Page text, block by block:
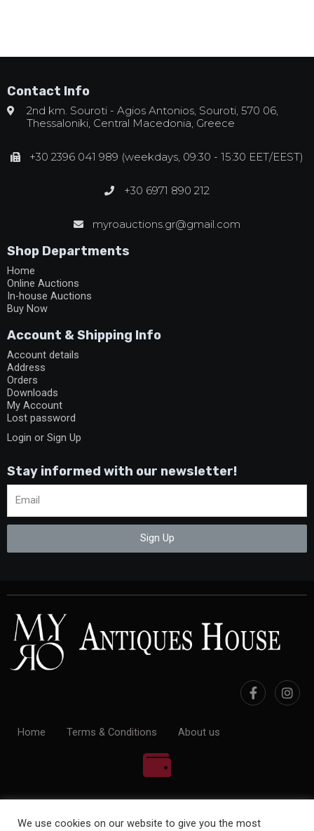
Contact Info
2nd km. Souroti - Agios Antonios, Souroti, 570 06,
Thessaloniki, Central Macedonia, Greece
+30 2396 041 989 (weekdays, 09:30 - 15:30 EET/EEST)
+30 6971 890 212
myroauctions.gr@gmail.com
Shop Departments
Home
Online Auctions
In-house Auctions
Buy Now
Account & Shipping Info
Account details
Address
Orders
Downloads
My Account
Lost password
Login or Sign Up
Stay informed with our newsletter!
Sign Up
Home Terms & Conditions About us
We use cookies on our website to give you the most